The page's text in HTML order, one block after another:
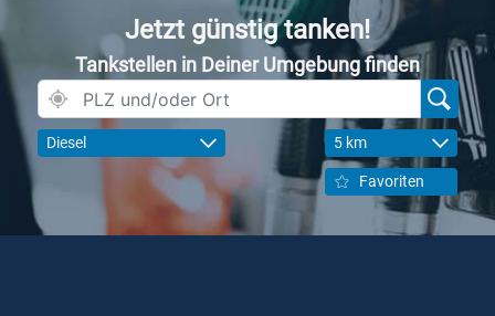
Jetzt günstig tanken!
Tankstellen in Deiner Umgebung finden
Diesel 5 km
Favoriten